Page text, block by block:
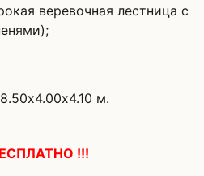
веревочная лестница с
м.
!!!